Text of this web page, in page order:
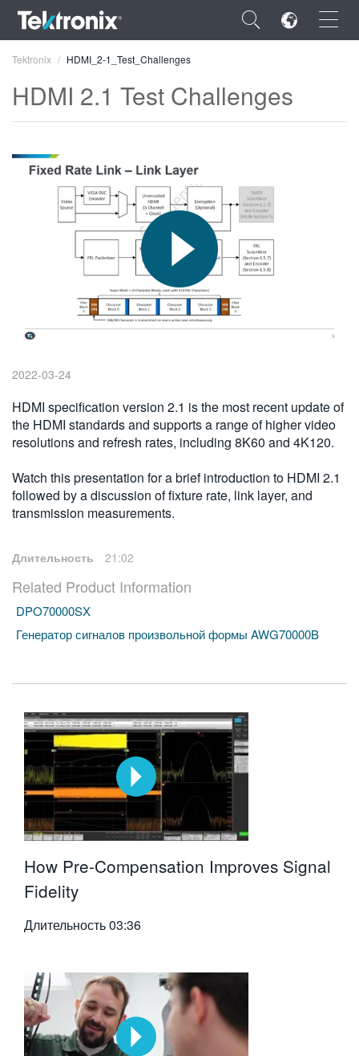
×
ENGLISH
FRANÇAIS
DEUTSCH
简体中文
日本語
繁體中文
Tektronix HDMI_2-1_Test_Challenges
HDMI 2.1 Test Challenges
2022-03-24
HDMI specification version 2.1 is the most recent update of
the HDMI standards and supports a range of higher video
resolutions and refresh rates, including 8K60 and 4K120.
Watch this presentation for a brief introduction to HDMI 2.1
followed by a discussion of fixture rate, link layer, and
transmission measurements.
Длительность 21:02
Related Product Information
DPO70000SX
Генератор сигналов произвольной формы AWG70000B
How Pre-Compensation Improves Signal
Fidelity
Длительность03:36